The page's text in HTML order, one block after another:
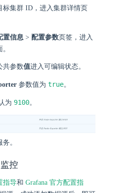
标集群 ID，进入集群详情页
置信息 > 配置参数页签，进入
共参数值进入可编辑状态。
参数值为 true。
为 9100。
。
控
指导和 Grafana 官方配置指